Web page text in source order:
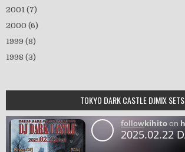
2001 (7)
2000 (6)
1999 (8)
1998 (3)
TOKYO DARK CASTLE DJMIX SETS